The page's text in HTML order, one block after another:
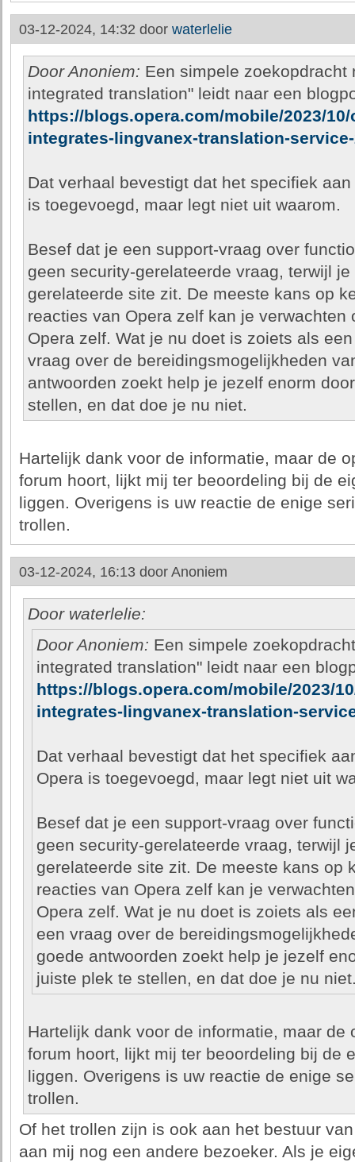
03-12-2024, 14:32 door waterlelie
Door Anoniem: Een simpele zoekopdracht
integrated translation" leidt naar een
https://blogs.opera.com/mobile/2023/
integrates-lingvanex-translation-
Dat verhaal bevestigt dat het specifiek
is toegevoegd, maar legt niet uit waarom.
Besef dat je een support-vraag over
geen security-gerelateerde vraag, terwijl
gerelateerde site zit. De meeste kans op
reacties van Opera zelf kan je verwachten
Opera zelf. Wat je nu doet is zoiets als
vraag over de bereidingsmogelijkheden
antwoorden zoekt help je jezelf enorm
stellen, en dat doe je nu niet.
Hartelijk dank voor de informatie, maar de
forum hoort, lijkt mij ter beoordeling bij de
liggen. Overigens is uw reactie de enige
trollen.
03-12-2024, 16:13 door Anoniem
Door waterlelie:
Door Anoniem: Een simpele
integrated translation" leidt naar een
https://blogs.opera.com/mobile/2023/
integrates-lingvanex-translation-
Dat verhaal bevestigt dat het specifiek
Opera is toegevoegd, maar legt niet uit
Besef dat je een support-vraag over
geen security-gerelateerde vraag, terwijl
gerelateerde site zit. De meeste kans op
reacties van Opera zelf kan je
Opera zelf. Wat je nu doet is zoiets als
een vraag over de
goede antwoorden zoekt help je jezelf
juiste plek te stellen, en dat doe je nu
Hartelijk dank voor de informatie, maar de
forum hoort, lijkt mij ter beoordeling bij de
liggen. Overigens is uw reactie de enige
trollen.
Of het trollen zijn is ook aan het bestuur
aan mij nog een andere bezoeker. Als je